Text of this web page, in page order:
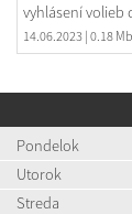
vyhlásení volieb
14.06.2023 | 0.18 Mb
Pondelok
Utorok
Streda